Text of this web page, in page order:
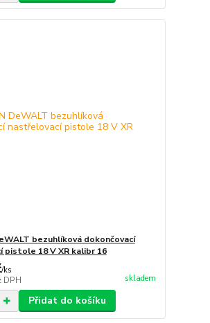
bezuhlíková dokončovací
pistole 18 V XR kalibr 16
/ks
DPH skladem
Přidat do košíku